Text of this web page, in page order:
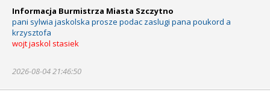
Informacja Burmistrza Miasta Szczytno
pani sylwia jaskolska prosze podac zaslugi pana poukord a
krzysztofa
wojt jaskol stasiek
2026-08-04 21:46:50